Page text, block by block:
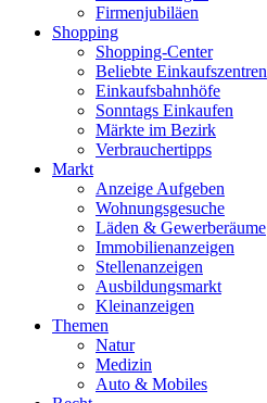
Firmenjubiläen
Shopping
Shopping-Center
Beliebte Einkaufszentren
Einkaufsbahnhöfe
Sonntags Einkaufen
Märkte im Bezirk
Verbrauchertipps
Markt
Anzeige Aufgeben
Wohnungsgesuche
Läden & Gewerberäume
Immobilienanzeigen
Stellenanzeigen
Ausbildungsmarkt
Kleinanzeigen
Themen
Natur
Medizin
Auto & Mobiles